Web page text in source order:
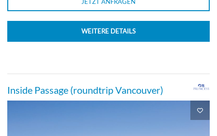
JETZT ANFRAGEN
WEITERE DETAILS
Inside Passage (roundtrip Vancouver)